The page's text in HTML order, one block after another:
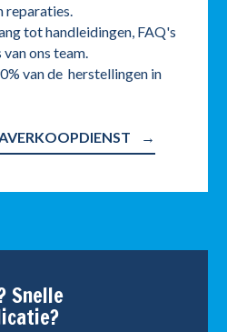
reparaties.
tot handleidingen, FAQ's
ons team.
van de herstellingen in
Snelle